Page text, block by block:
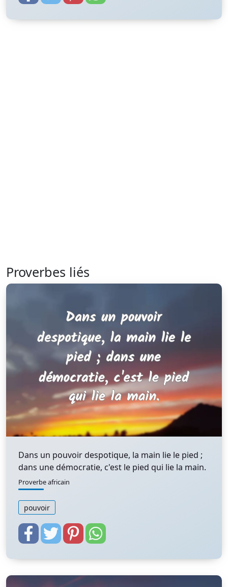
Proverbes liés
Dans un pouvoir despotique, la main lie le pied ;
dans une démocratie, c'est le pied qui lie la main.
Proverbe africain
pouvoir